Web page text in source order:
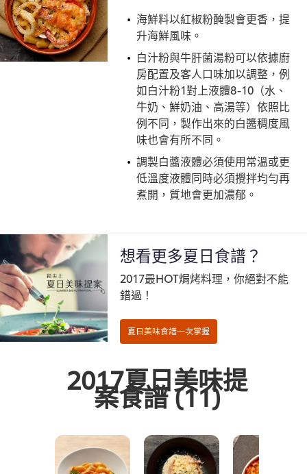
海鮮料以紅椒粉醃製會更香，提
升海鮮風味。
白汁粉與牛肝菌湯粉可以依據廚
房配置及客人口味加以調整，例
如白汁粉1對上液體8-10（水、
牛奶、鮮奶油、高湯等）依照比
例不同，製作出來的白醬稠度風
味也會有所不同。
調製白醬液體必須使用常溫或更
低溫度液體同時必須攪拌均勻再
煮開，質地會更加濃郁。
想看更多夏日食譜？
2017最HOT焗烤料理，你絕對不能
錯過！
2017夏日美味提
案食譜(11)